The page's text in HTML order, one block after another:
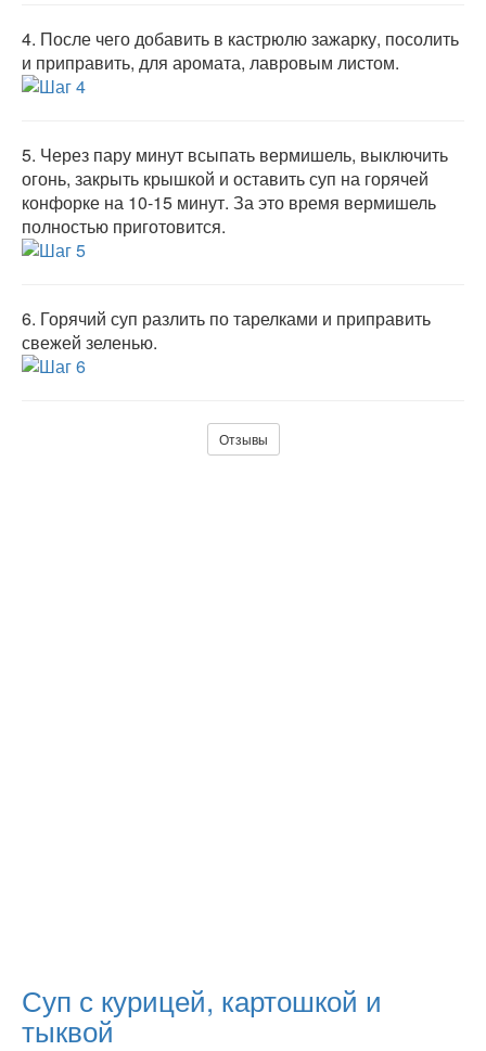
4. После чего добавить в кастрюлю зажарку, посолить
и приправить, для аромата, лавровым листом.
5. Через пару минут всыпать вермишель, выключить
огонь, закрыть крышкой и оставить суп на горячей
конфорке на 10-15 минут. За это время вермишель
полностью приготовится.
6. Горячий суп разлить по тарелками и приправить
свежей зеленью.
Отзывы
Суп с курицей, картошкой и
тыквой